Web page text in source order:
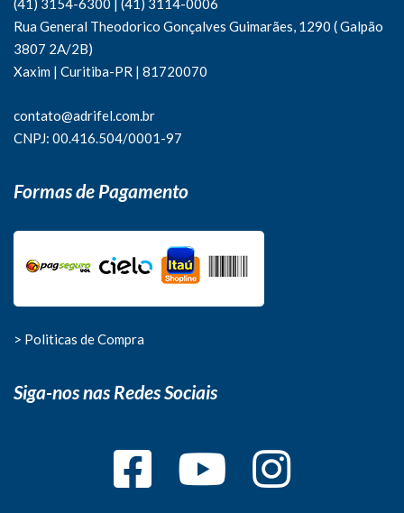
(41) 3154-6300 | (41) 3114-0006
Rua General Theodorico Gonçalves Guimarães, 1290 ( Galpão
3807 2A/2B)
Xaxim | Curitiba-PR | 81720070
contato@adrifel.com.br
CNPJ: 00.416.504/0001-97
Formas de Pagamento
> Politicas de Compra
Siga-nos nas Redes Sociais